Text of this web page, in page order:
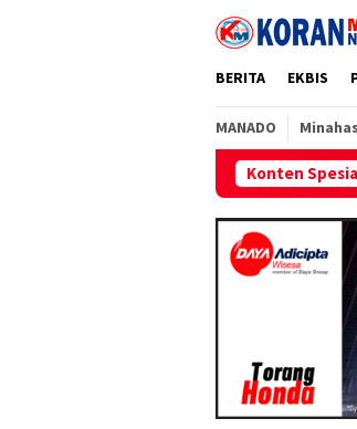
BERITA EKBIS
MANADO
Konten
di Pulau Dudepo dan Tuntaskan 100